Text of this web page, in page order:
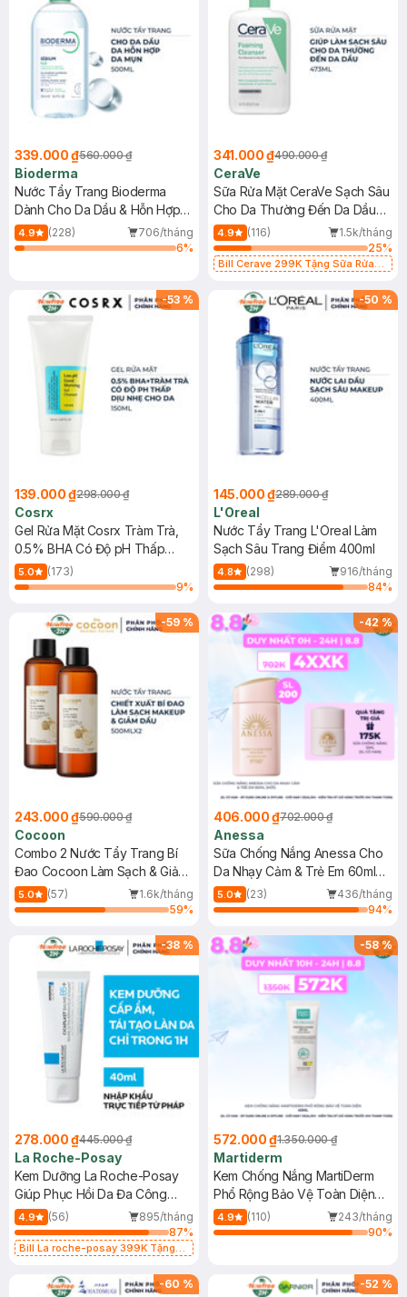
339.000 ₫560.000 ₫
Bioderma
Nước Tẩy Trang Bioderma
Dành Cho Da Dầu & Hỗn Hợp
500ml
4.9 (228)
706/tháng
6%
341.000 ₫490.000 ₫
CeraVe
Sữa Rửa Mặt CeraVe Sạch Sâu
Cho Da Thường Đến Da Dầu
473ml
4.9 (116)
1.5k/tháng
25%
Bill Cerave 299K Tặng Sữa Rửa
-53 %
139.000 ₫298.000 ₫
Cosrx
Gel Rửa Mặt Cosrx Tràm Trà,
0.5% BHA Có Độ pH Thấp
150ml
5.0
(173)
9%
-50 %
145.000 ₫289.000 ₫
L'Oreal
Nước Tẩy Trang L'Oreal Làm
Sạch Sâu Trang Điểm 400ml
4.8 (298)
916/tháng
84%
-59 %
243.000 ₫590.000 ₫
Cocoon
Combo 2 Nước Tẩy Trang Bí
Đao Cocoon Làm Sạch & Giảm
Dầu 500ml
5.0 (57)
1.6k/tháng
59%
-42%
406.000 ₫702.000 ₫
Anessa
Sữa Chống Nắng Anessa Cho
Da Nhạy Cảm & Trẻ Em 60ml
(Mới)
5.0 (23)
436/tháng
94%
-38 %
278.000 ₫445.000 ₫
La Roche-Posay
Kem Dưỡng La Roche-Posay
Giúp Phục Hồi Da Đa Công
Dụng 40ml
4.9 (56)
895/tháng
87%
Bill La roche-posay 399K Tặng
(SL có hạn)
-58%
572.000 ₫1.350.000 ₫
Martiderm
Kem Chống Nắng MartiDerm
Phổ Rộng Bảo Vệ Toàn Diện
40ml
4.9 (110)
243/tháng
90%
-60 % -52 %